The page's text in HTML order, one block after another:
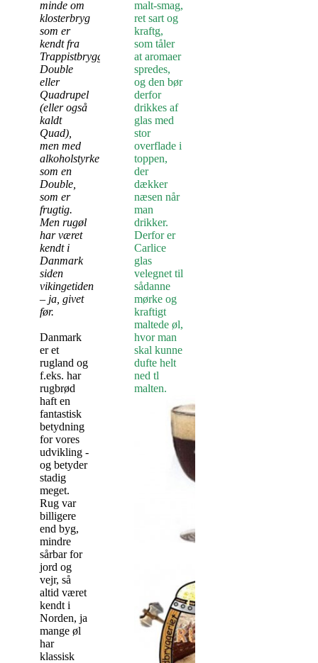
minde om
klosterbryg
som er
kendt fra
Trappistbryggeriernes
Double
eller
Quadrupel
(eller også
kaldt
Quad),
men med
alkoholstyrke
som en
Double,
som er
frugtig.
Men rugøl
har været
kendt i
Danmark
siden
vikingetiden
– ja, givet
før.
Danmark
er et
rugland og
f.eks. har
rugbrød
haft en
fantastisk
betydning
for vores
udvikling -
og betyder
stadig
meget.
Rug var
billigere
end byg,
mindre
sårbar for
jord og
vejr, så
altid været
kendt i
Norden, ja
mange øl
har
klassisk
malt-smag,
ret sart og
kraftg,
som tåler
at aromaer
spredes,
og den bør
derfor
drikkes af
glas med
stor
overflade i
toppen,
der
dækker
næsen når
man
drikker.
Derfor er
Carlice
glas
velegnet til
sådanne
mørke og
kraftigt
maltede øl,
hvor man
skal kunne
dufte helt
ned tl
malten.